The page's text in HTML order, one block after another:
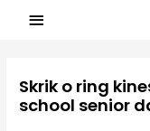
Skrik o ring
school senior